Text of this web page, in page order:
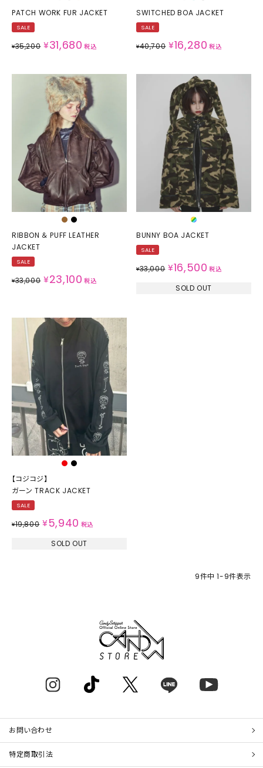
PATCH WORK FUR JACKET
SALE
¥35,200 ¥31,680 税込
SWITCHED BOA JACKET
SALE
¥40,700 ¥16,280 税込
RIBBON ＆ PUFF LEATHER
JACKET
SALE
¥33,000 ¥23,100 税込
BUNNY BOA JACKET
SALE
¥33,000 ¥16,500 税込
SOLD OUT
【コジコジ】
ガーン TRACK JACKET
SALE
¥19,800 ¥ 5,940 税込
SOLD OUT
9件中 1-9件表示
お問い合わせ
特定商取引法